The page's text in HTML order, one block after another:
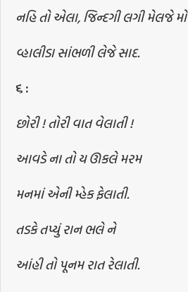
નહિ તો એલા, જિન્દગી લગી મેલજે
વ્હાલીડા સાંભળી લેજે સાદ.
૬:
છોરી ! તોરી વાત વેલાતી !
આવડે ના તો ય ઊકલે મરમ
મનમાં એની મ્હેક ફેલાતી.
તડકે તપ્યું રાન ભલે ને
આંહી તો પૂનમ રાત રેલાતી.